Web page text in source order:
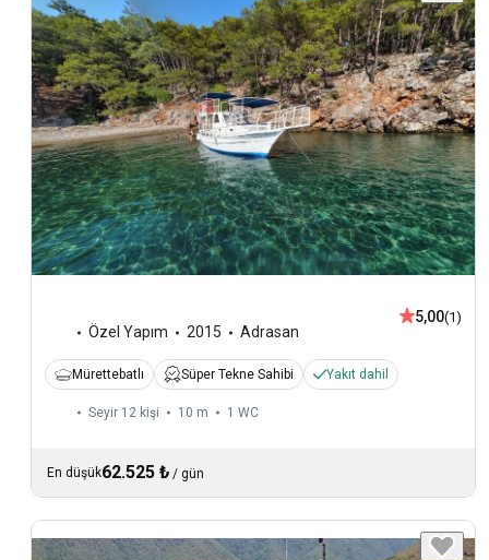
Özel Yapım 2015 Adrasan
5,00(1)
Mürettebatlı Süper Tekne Sahibi Yakıt dahil
Seyir 12 kişi 10 m 1 WC
En düşük62.525 ₺ / gün